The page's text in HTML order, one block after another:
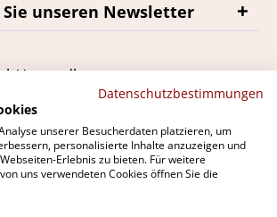
unseren Newsletter
Versandkosten
auch bei
Datenschutzbestimmungen
unserer Besucherdaten platzieren, um
personalisierte Inhalte anzuzeigen und
Erlebnis zu bieten. Für weitere
uns verwendeten Cookies öffnen Sie die